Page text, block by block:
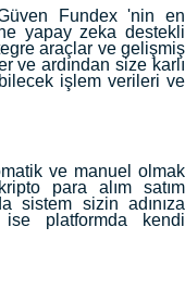
Fundex 'nin en
yapay zeka destekli
araçlar ve gelişmiş
ve ardından size karlı
işlem verileri ve
ve manuel olmak
para alım satım
sistem sizin adınıza
platformda kendi